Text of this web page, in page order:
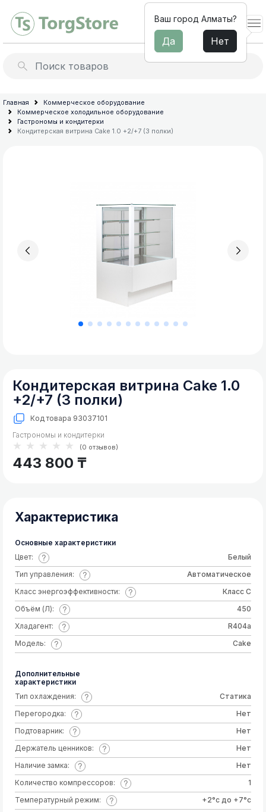
Барное
оборудование
Электромеханическое
морозильное
Кухонные
холодильные
и
шкафы
Холодильные
Льдогенераторы
Миксеры для молочных
коктейлей
Архив товараов
Профессиональные блендеры
Диспенсеры для напитков
Сокоохладители
Фризеры для мороженого
Аппарат для сладкой ваты
Главная
Коммерческое оборудование
Коммерческое холодильное оборудование
Гастрономы и кондитерки
Кондитерская витрина Cake 1.0 +2/+7 (3 полки)
Кондитерская витрина Cake 1.0
+2/+7 (3 полки)
Код товара 93037101
Гастрономы и кондитерки
★★★★★ (0 отзывов)
443 800 ₸
Характеристика
Основные характеристики
Цвет:
Белый
Тип управления:
Автоматическое
Класс энергоэффективности:
Класс C
Объём (Л):
450
Хладагент:
R404a
Модель:
Cake
Дополнительные
характеристики
Тип охлаждения:
Статика
Перегородка:
Нет
Подтоварник:
Нет
Держатель ценников:
Нет
Наличие замка:
Нет
Количество компрессоров:
1
Температурный режим:
+2°с до +7°с
Ваш город Алматы?
Да Нет